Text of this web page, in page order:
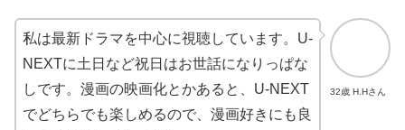
32歳 H.Hさん
私は最新ドラマを中心に視聴しています。U-
NEXTに土日など祝日はお世話になりっぱな
しです。漫画の映画化とかあると、U-NEXT
でどちらでも楽しめるので、漫画好きにも良